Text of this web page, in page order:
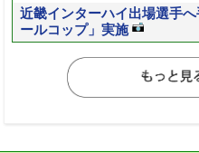
近畿インターハイ出場選手
ールコップ」実施